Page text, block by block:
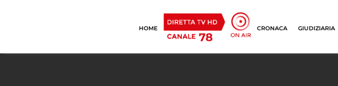
HOME CRONACA GIUDIZIARIA